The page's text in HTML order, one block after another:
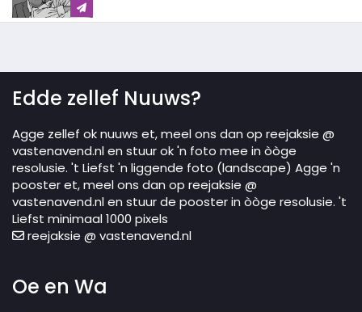
Edde zellef Nuuws?
Agge zellef ok nuuws et, meel ons dan op reejaksie @
vastenavend.nl en stuur ok 'n foto mee in òòge
resolusie. 't Liefst 'n liggende foto (landscape) Agge 'n
pooster et, meel ons dan op reejaksie @
vastenavend.nl en stuur de pooster in òòge resolusie. 't
Liefst minimaal 1000 pixels
reejaksie @ vastenavend.nl
Oe en Wa